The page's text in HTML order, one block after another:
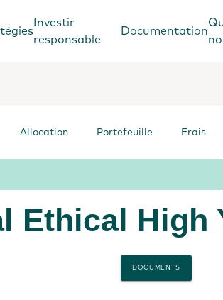
Investir
responsable
Documentation
Allocation Portefeuille Frais
Ethical High
DOCUMENTS